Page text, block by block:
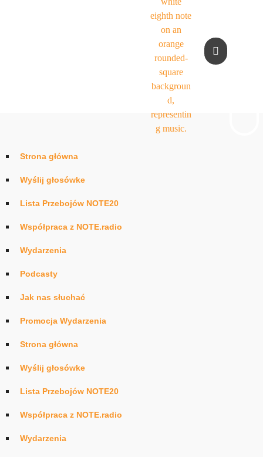
Strona główna
Wyślij głosówke
Lista Przebojów NOTE20
Współpraca z NOTE.radio
Wydarzenia
Podcasty
Jak nas słuchać
Promocja Wydarzenia
Strona główna
Wyślij głosówke
Lista Przebojów NOTE20
Współpraca z NOTE.radio
Wydarzenia